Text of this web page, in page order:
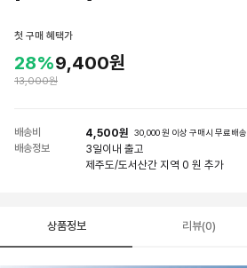
첫 구매 혜택가
28%9,400원
13,000원
배송비 4,500원 30,000 원 이상 구매시 무료배송
배송정보 3일이내 출고
제주도/도서산간 지역 0 원 추가
상품정보 리뷰(0)